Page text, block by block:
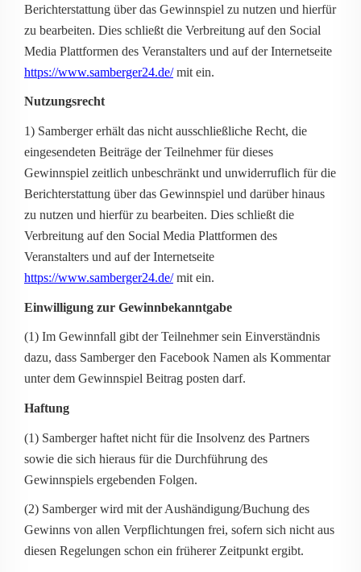
Berichterstattung über das Gewinnspiel zu nutzen und hierfür
zu bearbeiten. Dies schließt die Verbreitung auf den Social
Media Plattformen des Veranstalters und auf der Internetseite
https://www.samberger24.de/mit ein.
Nutzungsrecht
1) Samberger erhält das nicht ausschließliche Recht, die
eingesendeten Beiträge der Teilnehmer für dieses
Gewinnspiel zeitlich unbeschränkt und unwiderruflich für die
Berichterstattung über das Gewinnspiel und darüber hinaus
zu nutzen und hierfür zu bearbeiten. Dies schließt die
Verbreitung auf den Social Media Plattformen des
Veranstalters und auf der Internetseite
https://www.samberger24.de/mit ein.
Einwilligung zur Gewinnbekanntgabe
(1) Im Gewinnfall gibt der Teilnehmer sein Einverständnis
dazu, dass Samberger den Facebook Namen als Kommentar
unter dem Gewinnspiel Beitrag posten darf.
Haftung
(1) Samberger haftet nicht für die Insolvenz des Partners
sowie die sich hieraus für die Durchführung des
Gewinnspiels ergebenden Folgen.
(2) Samberger wird mit der Aushändigung/Buchung des
Gewinns von allen Verpflichtungen frei, sofern sich nicht aus
diesen Regelungen schon ein früherer Zeitpunkt ergibt.